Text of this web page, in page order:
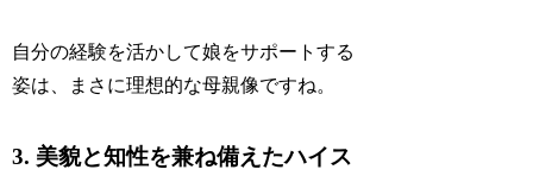
自分の経験を活かして娘をサポートする
姿は、まさに理想的な母親像ですね。
3. 美貌と知性を兼ね備えたハイス